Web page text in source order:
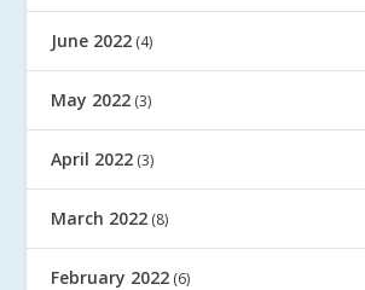
June 2022 (4)
May 2022 (3)
April 2022 (3)
March 2022 (8)
February 2022 (6)